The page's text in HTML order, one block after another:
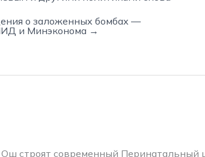
о заложенных бомбах —
и Минэконома →
Ош строят современный Перинатальный